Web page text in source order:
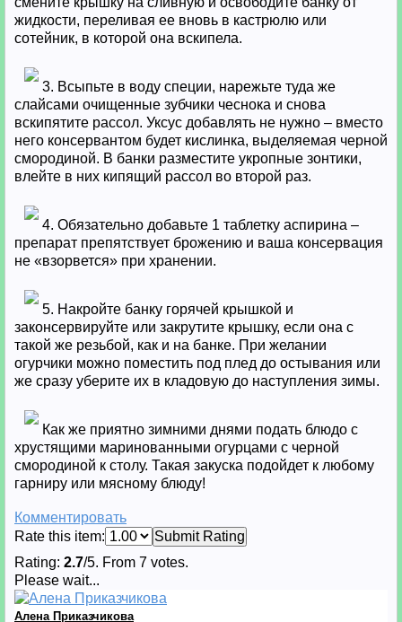
жидкости, переливая ее вновь в кастрюлю или
сотейник, в которой она вскипела.
3. Всыпьте в воду специи, нарежьте туда же
слайсами очищенные зубчики чеснока и снова
вскипятите рассол. Уксус добавлять не нужно – вместо
него консервантом будет кислинка, выделяемая черной
смородиной. В банки разместите укропные зонтики,
влейте в них кипящий рассол во второй раз.
4. Обязательно добавьте 1 таблетку аспирина –
препарат препятствует брожению и ваша консервация
не «взорвется» при хранении.
5. Накройте банку горячей крышкой и
законсервируйте или закрутите крышку, если она с
такой же резьбой, как и на банке. При желании
огурчики можно поместить под плед до остывания или
же сразу уберите их в кладовую до наступления зимы.
Как же приятно зимними днями подать блюдо с
хрустящими маринованными огурцами с черной
смородиной к столу. Такая закуска подойдет к любому
гарниру или мясному блюду!
Комментировать
Rate this item:
Submit Rating
Rating: 2.7/5. From 7 votes.
Please wait...
Алена Приказчикова